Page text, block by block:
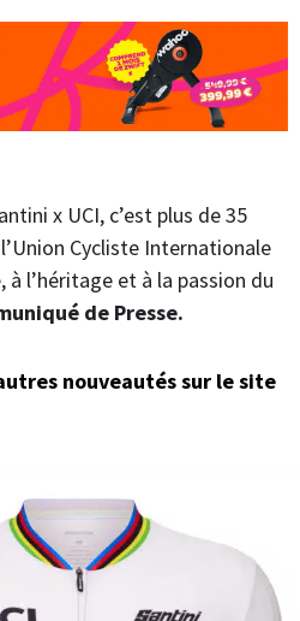
x UCI, c’est plus de 35
Cycliste Internationale
à l’héritage et à la passion du
de Presse.
nouveautés sur le site